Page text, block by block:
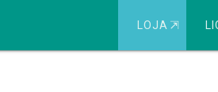
LOJA ⇱